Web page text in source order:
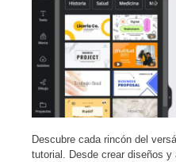
Descubre cada rincón del
tutorial. Desde crear diseños